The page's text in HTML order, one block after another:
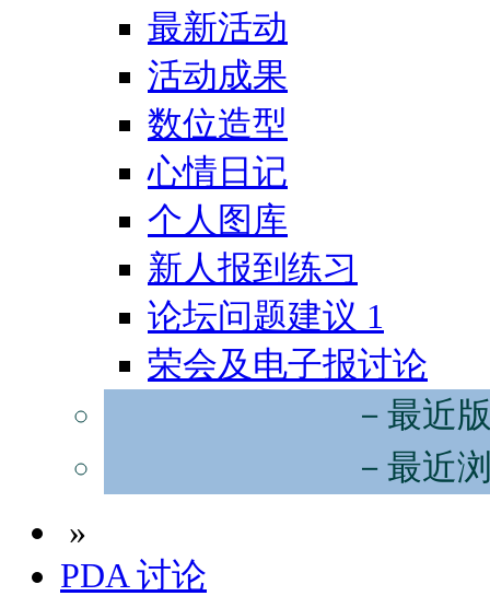
最新活动
活动成果
数位造型
心情日记
个人图库
新人报到练习
论坛问题建议 1
荣会及电子报讨论
－最近
－最近
»
PDA 讨论